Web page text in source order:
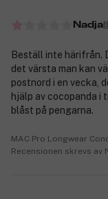
Nadja
Beställ inte härifrån.
det värsta man kan
postnord i en vecka,
hjälp av cocopanda i
blåst på pengarna.
MAC Pro Longwear
Recensionen skrevs av